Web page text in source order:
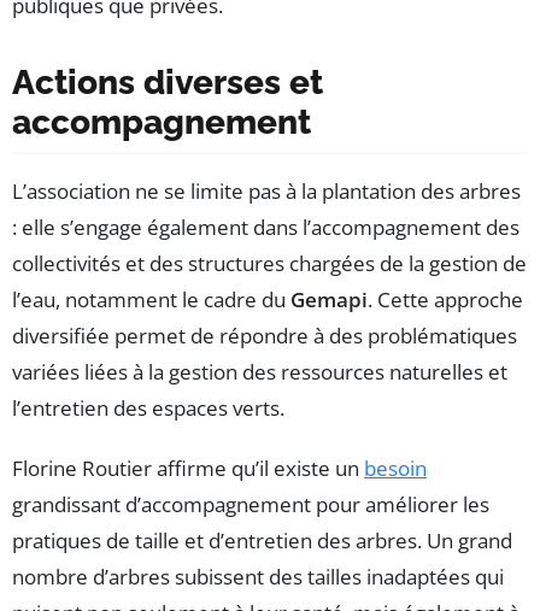
Actions diverses et
accompagnement
L’association ne se limite pas à la plantation des arbres
: elle s’engage également dans l’accompagnement des
collectivités et des structures chargées de la gestion de
l’eau, notamment le cadre du Gemapi. Cette approche
diversifiée permet de répondre à des problématiques
variées liées à la gestion des ressources naturelles et
l’entretien des espaces verts.
Florine Routier affirme qu’il existe un besoin
grandissant d’accompagnement pour améliorer les
pratiques de taille et d’entretien des arbres. Un grand
nombre d’arbres subissent des tailles inadaptées qui